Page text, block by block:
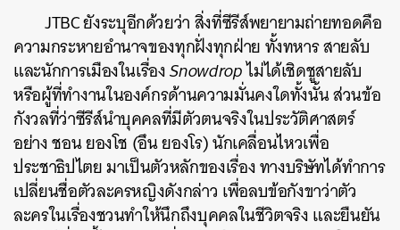
JTBC ยังระบุอีกด้วยว่า สิ่งที่ซีรีส์พยายามถ่ายทอดคือ
ความกระหายอำนาจของทุกฝั่งทุกฝ่าย ทั้งทหาร สายลับ
และนักการเมืองในเรื่องSnowdropไม่ได้เชิดชูสายลับ
หรือผู้ที่ทำงานในองค์กรด้านความมั่นคงใดทั้งนั้น ส่วนข้อ
กังวลที่ว่าซีรีส์นำบุคคลที่มีตัวตนจริงในประวัติศาสตร์
อย่าง ชอน ยองโช (อึน ยองโร) นักเคลื่อนไหวเพื่อ
ประชาธิปไตย มาเป็นตัวหลักของเรื่อง ทางบริษัทได้ทำการ
เปลี่ยนชื่อตัวละครหญิงดังกล่าว เพื่อลบข้อกังขาว่าตัว
ละครในเรื่องชวนทำให้นึกถึงบุคคลในชีวิตจริง และยืนยัน